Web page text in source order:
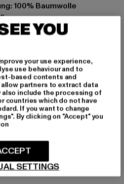
100% Baumwolle
GmbH |
7 | 64372 Ober-Ramstadt |
YOU
your use experience,
use behaviour and to
based contents and
partners to extract data
also include the processing of
countries which do not have
If you want to change
By clicking on "Accept" you
SETTINGS